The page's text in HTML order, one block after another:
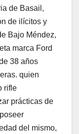
de Basail,
de ilícitos y
Bajo Méndez,
marca Ford
38 años
quien
rifle
prácticas de
del mismo,